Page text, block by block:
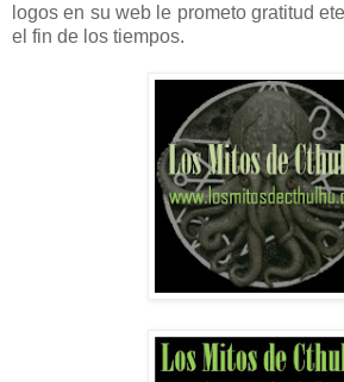
logos en su web le prometo gratitud
el fin de los tiempos.